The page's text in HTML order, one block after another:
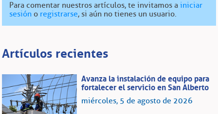
Para comentar nuestros artículos, te invitamos ainiciar
sesión o registrarse, si aún no tienes un usuario.
Artículos recientes
Avanza la instalación de equipo para
fortalecer el servicio en San Alberto
miércoles, 5 de agosto de 2026